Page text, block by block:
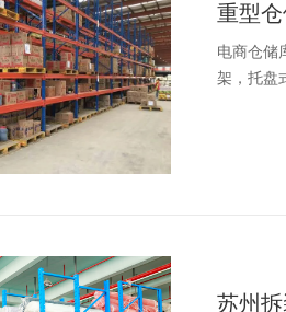
重型
电商仓储
架，托盘
苏州